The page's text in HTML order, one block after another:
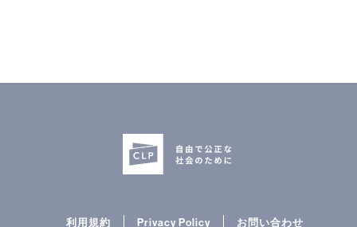
利用規約 Privacy Policy お問い合わせ